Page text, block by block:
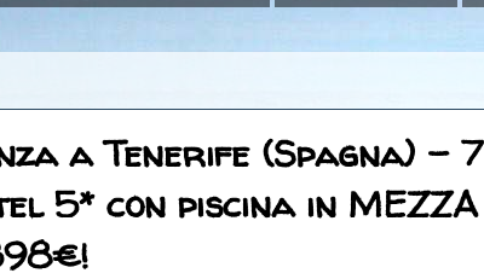
a Tenerife (Spagna) - 7
5* con piscina in MEZZA